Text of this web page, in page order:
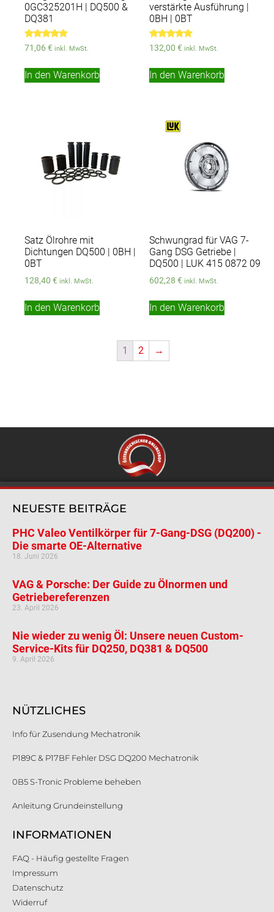
0GC325201H | DQ500 &
DQ381
Bewertet
mit
von 5
71,06 € inkl. MwSt.
In den Warenkorb
verstärkte Ausführung |
0BH | 0BT
Bewertet
mit
von 5
132,00 € inkl. MwSt.
In den Warenkorb
Satz Ölrohre mit
Dichtungen DQ500 | 0BH |
0BT
128,40 € inkl. MwSt.
In den Warenkorb
Schwungrad für VAG 7-
Gang DSG Getriebe |
DQ500 | LUK 415 0872 09
602,28 € inkl. MwSt.
In den Warenkorb
1 2 →
NEUESTE BEITRÄGE
PHC Valeo Ventilkörper für 7-Gang-DSG (DQ200) -
Die smarte OE-Alternative
18. Juni 2026
VAG & Porsche: Der Guide zu Ölnormen und
Getriebereferenzen
23. April 2026
Nie wieder zu wenig Öl: Unsere neuen Custom-
Service-Kits für DQ250, DQ381 & DQ500
9. April 2026
NÜTZLICHES
Info für Zusendung Mechatronik
P189C & P17BF Fehler DSG DQ200 Mechatronik
0B5 S-Tronic Probleme beheben
Anleitung Grundeinstellung
INFORMATIONEN
FAQ - Häufig gestellte Fragen
Impressum
Datenschutz
Widerruf